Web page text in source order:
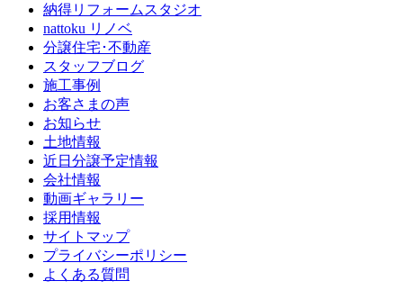
納得リフォームスタジオ
nattoku リノベ
分譲住宅･不動産
スタッフブログ
施工事例
お客さまの声
お知らせ
土地情報
近日分譲予定情報
会社情報
動画ギャラリー
採用情報
サイトマップ
プライバシーポリシー
よくある質問